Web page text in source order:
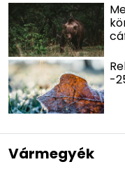
-
Vármegyék